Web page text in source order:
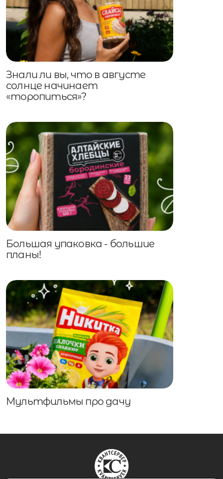
Знали ли вы, что в августе
солнце начинает
«торопиться»?
Большая упаковка - большие
планы!
Мультфильмы про дачу